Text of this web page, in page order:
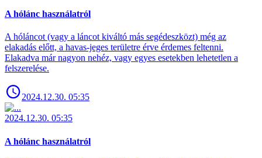
A hólánc használatról
A hóláncot (vagy a láncot kiváltó más segédeszközt) még az
elakadás előtt, a havas-jeges területre érve érdemes feltenni.
Elakadva már nagyon nehéz, vagy egyes esetekben lehetetlen a
felszerelése.
2024.12.30. 05:35
2024.12.30. 05:35
A hólánc használatról